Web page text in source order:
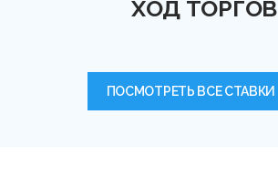
ХОД ТОРГОВ
ПОСМОТРЕТЬ ВСЕ СТАВКИ